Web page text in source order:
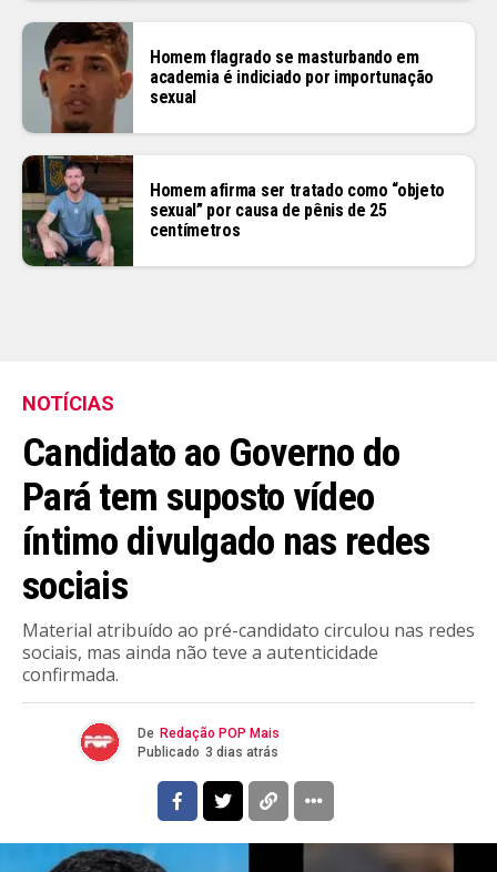
Homem flagrado se masturbando em
academia é indiciado por importunação
sexual
Homem afirma ser tratado como “objeto
sexual” por causa de pênis de 25
centímetros
NOTÍCIAS
Candidato ao Governo do
Pará tem suposto vídeo
íntimo divulgado nas redes
sociais
Material atribuído ao pré-candidato circulou nas redes
sociais, mas ainda não teve a autenticidade
confirmada.
De Redação POP Mais
Publicado 3 dias atrás